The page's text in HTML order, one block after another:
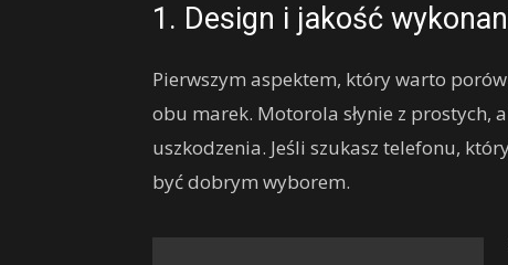
1. Design i jakość
Pierwszym aspektem, który warto
obu marek. Motorola słynie z prostych,
uszkodzenia. Jeśli szukasz telefonu,
być dobrym wyborem.